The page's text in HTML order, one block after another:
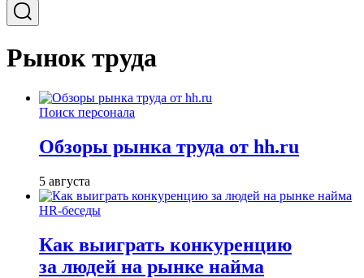
Рынок труда
Поиск персонала
Обзоры рынка труда от hh.ru
5 августа
HR-беседы
Как выиграть конкуренцию
за людей на рынке найма